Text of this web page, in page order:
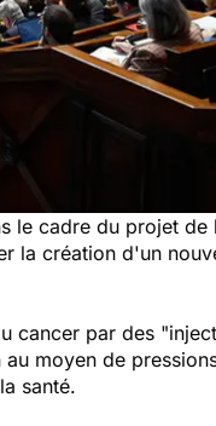
le cadre du projet
la création d'un
cancer par des
moyen de
santé.